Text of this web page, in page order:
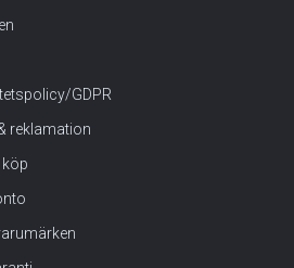
GDPR
reklamation